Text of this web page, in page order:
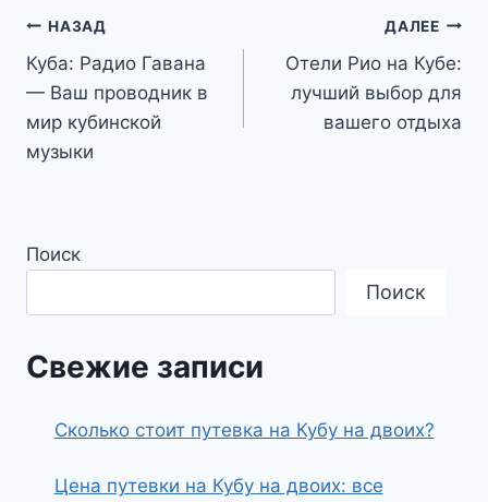
Навигация
по
записям
НАЗАД
Куба: Радио Гавана
— Ваш проводник в
мир кубинской
музыки
ДАЛЕЕ
Отели Рио на Кубе:
лучший выбор для
вашего отдыха
Поиск
Поиск
Свежие записи
Сколько стоит путевка на Кубу на двоих?
Цена путевки на Кубу на двоих: все